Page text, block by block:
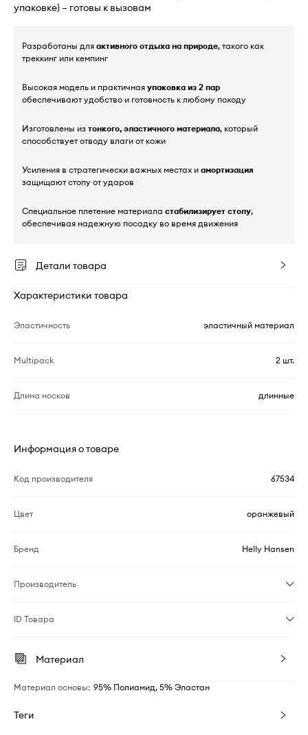
упаковке) – готовы к вызовам
Разработаны для активного отдыха на природе, такого как
треккинг или кемпинг
Высокая модель и практичная упаковка из 2 пар
обеспечивают удобство и готовность к любому походу
Изготовлены из тонкого, эластичного материала, который
способствует отводу влаги от кожи
Усиления в стратегически важных местах и амортизация
защищают стопу от ударов
Специальное плетение материала стабилизирует стопу,
обеспечивая надежную посадку во время движения
Детали товара
Характеристики товара
Эластичность эластичный материал
Multipack 2 шт.
Длина носков длинные
Информация о товаре
Код производителя 67534
Цвет оранжевый
Бренд Helly Hansen
Производитель
ID Товара
Материал
Материал основы: 95% Полиамид, 5% Эластан
Теги